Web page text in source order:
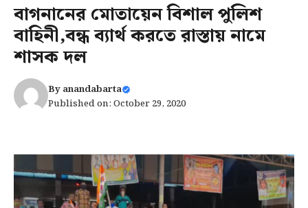
বাগনানের মোতায়েন বিশাল পুলিশ
বাহিনী,বন্ধ ব্যার্থ করতে রাস্তায় নামে
শাসক দল
Byanandabarta
Published on: October 29, 2020